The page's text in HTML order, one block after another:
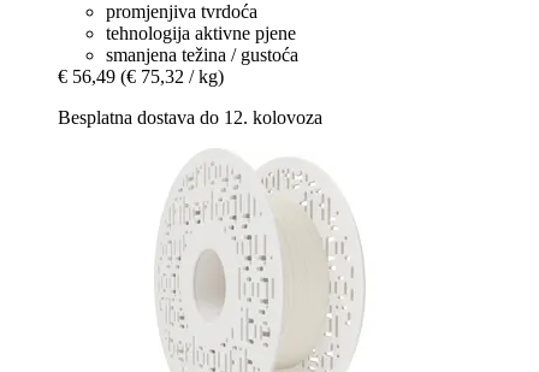
promjenjiva tvrdoća
tehnologija aktivne pjene
smanjena težina / gustoća
€ 56,49 (€ 75,32 / kg)
Besplatna dostava do 12. kolovoza